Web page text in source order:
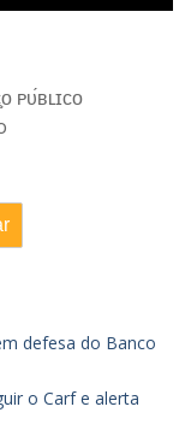
ᴘᴜ́ʙʟɪᴄᴏ
defesa do Banco
o Carf e alerta